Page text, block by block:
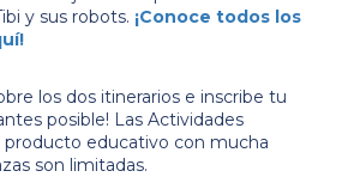
y sus robots. ¡Conoce todos los
los dos itinerarios e inscribe tu
posible! Las Actividades
producto educativo con mucha
son limitadas.